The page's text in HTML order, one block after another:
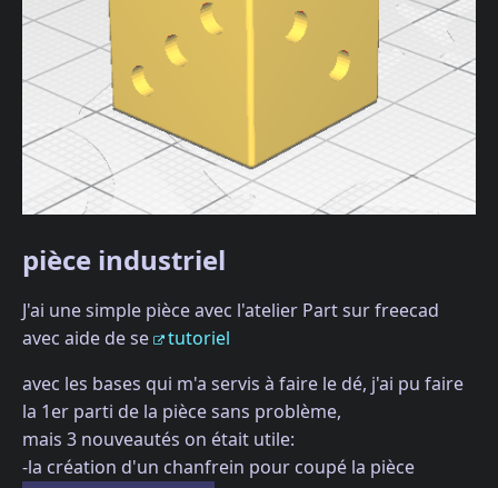
pièce industriel
J'ai une simple pièce avec l'atelier Part sur freecad
avec aide de se
tutoriel
avec les bases qui m'a servis à faire le dé, j'ai pu faire
la 1er parti de la pièce sans problème,
mais 3 nouveautés on était utile:
-la création d'un chanfrein pour coupé la pièce